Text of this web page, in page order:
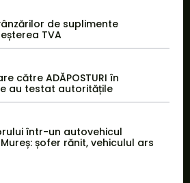
de suplimente
TVA
către ADĂPOSTURI în
au testat autoritățile
într-un autovehicul
șofer rănit, vehiculul ars